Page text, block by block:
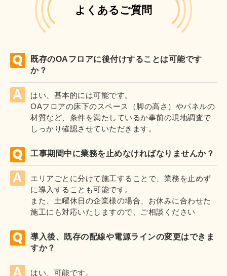
よくあるご質問
既存のOAフロアに後付けすることは可能です
か？
はい、基本的には可能です。
OAフロアの床下のスペース（脚の高さ）やパネルの
材質など、条件を満たしているか事前の現地調査で
しっかり確認させていただきます。
工事期間中に業務を止めなければなりませんか？
エリアごとに分けて施工することで、業務を止めず
に導入することも可能です。
また、土曜休日の企業様の場合、お休みに合わせた
施工にも対応いたしますので、ご相談ください
導入後、既存の配線や電源ラインの変更はできま
すか？
はい、可能です。